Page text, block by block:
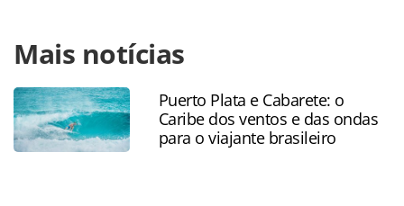
https://www.panrotas.com.br/100xbrasil/investimentos/
anuncia-investimento-de-r-12-milhao-na-temporada-de-
pesca-esportiva_203231.html ou as ferramentas oferecidas
na página. Todo o conteúdo produzido pela PANROTAS
Editora é protegido pela legislação brasileira sobre direito
autoral. Não reproduza o conteúdo sem autorização da
Mais notícias
Puerto Plata e Cabarete: o
Caribe dos ventos e das ondas
para o viajante brasileiro